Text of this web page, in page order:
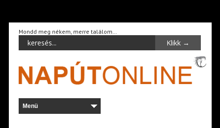
Mondd meg nékem, merre találom…